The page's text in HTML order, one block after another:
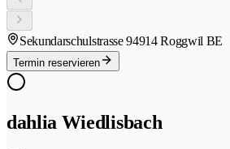
Sekundarschulstrasse 94914 Roggwil BE
Termin reservieren
dahlia Wiedlisbach